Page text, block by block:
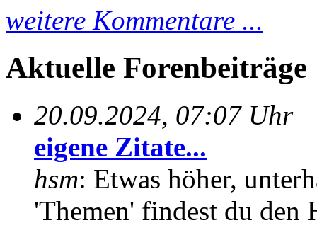
weitere Kommentare ...
Aktuelle Forenbeiträge
20.09.2024, 07:07 Uhr
eigene Zitate...
hsm: Etwas höher,
'Themen' findest du den